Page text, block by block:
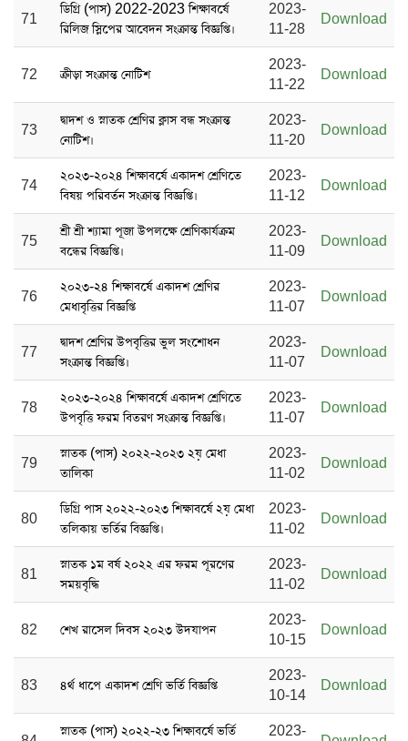
71
ডিগ্রি (পাস) 2022-2023 শিক্ষাবর্ষে
রিলিজ স্লিপের আবেদন সংক্রান্ত বিজ্ঞপ্তি।
2023-
11-28
Download
72 ক্রীড়া সংক্রান্ত নোটিশ
2023-
11-22
Download
73
দ্বাদশ ও স্নাতক শ্রেণির ক্লাস বন্ধ সংক্রান্ত
নোটিশ।
2023-
11-20
Download
74
২০২৩-২০২৪ শিক্ষাবর্ষে একাদশ শ্রেণিতে
বিষয় পরিবর্তন সংক্রান্ত বিজ্ঞপ্তি।
2023-
11-12
Download
75
শ্রী শ্রী শ্যামা পূজা উপলক্ষে শ্রেণিকার্যক্রম
বন্ধের বিজ্ঞপ্তি।
2023-
11-09
Download
76
২০২৩-২৪ শিক্ষাবর্ষে একাদশ শ্রেণির
মেধাবৃত্তির বিজ্ঞপ্তি
2023-
11-07
Download
77
দ্বাদশ শ্রেণির উপবৃত্তির ভুল সংশোধন
সংক্রান্ত বিজ্ঞপ্তি।
2023-
11-07
Download
78
২০২৩-২০২৪ শিক্ষাবর্ষে একাদশ শ্রেণিতে
উপবৃত্তি ফরম বিতরণ সংক্রান্ত বিজ্ঞপ্তি।
2023-
11-07
Download
79
স্নাতক (পাস) ২০২২-২০২৩ ২য় মেধা
তালিকা
2023-
11-02
Download
80
ডিগ্রি পাস ২০২২-২০২৩ শিক্ষাবর্ষে ২য় মেধা
তলিকায় ভর্তির বিজ্ঞপ্তি।
2023-
11-02
Download
81
স্নাতক ১ম বর্ষ ২০২২ এর ফরম পূরণের
সময়বৃদ্ধি
2023-
11-02
Download
82 শেখ রাসেল দিবস ২০২৩ উদযাপন
2023-
10-15
Download
83 ৪র্থ ধাপে একাদশ শ্রেণি ভর্তি বিজ্ঞপ্তি
2023-
10-14
Download
স্নাতক (পাস) ২০২২-২৩ শিক্ষাবর্ষে ভর্তি
2023-